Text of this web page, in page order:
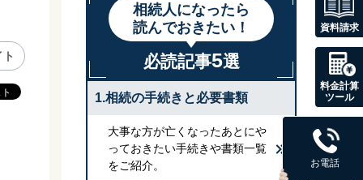
相続人になったら
読んでおきたい！
必読記事5選
1.相続の手続きと必要書類
大事な方が亡くなったあとにや
っておきたい手続きや書類一覧
をご紹介。
資料請求
料金計算
ツール
お電話